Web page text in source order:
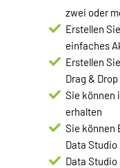
zwei oder
Erstellen
einfaches
Erstellen
Drag &
Sie können
erhalten
Sie können
Data Studio
Data Studio